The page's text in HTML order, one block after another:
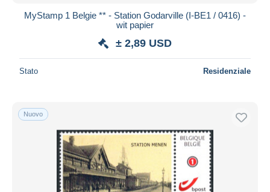
MyStamp 1 Belgie ** - Station Godarville (I-BE1 / 0416) -
wit papier
± 2,89 USD
Stato Residenziale
Nuovo